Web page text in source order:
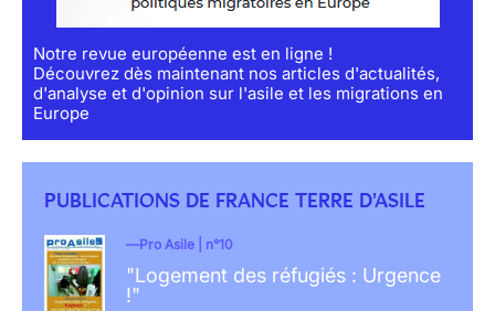
Notre revue européenne est en ligne !
Découvrez dès maintenant nos articles d'actualités,
d'analyse et d'opinion sur l'asile et les migrations en
Europe
PUBLICATIONS DE FRANCE TERRE D'ASILE
Pro Asile | n°10
"Logement des réfugiés : Urgence
!"